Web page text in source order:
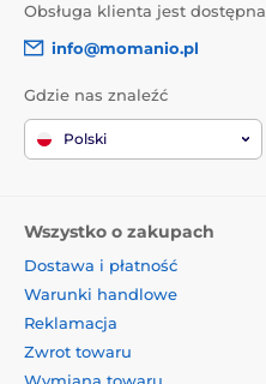
Obsługa klienta jest dostępna
info@momanio.pl
Gdzie nas znaleźć
Polski
Wszystko o zakupach
Dostawa i płatność
Warunki handlowe
Reklamacja
Zwrot towaru